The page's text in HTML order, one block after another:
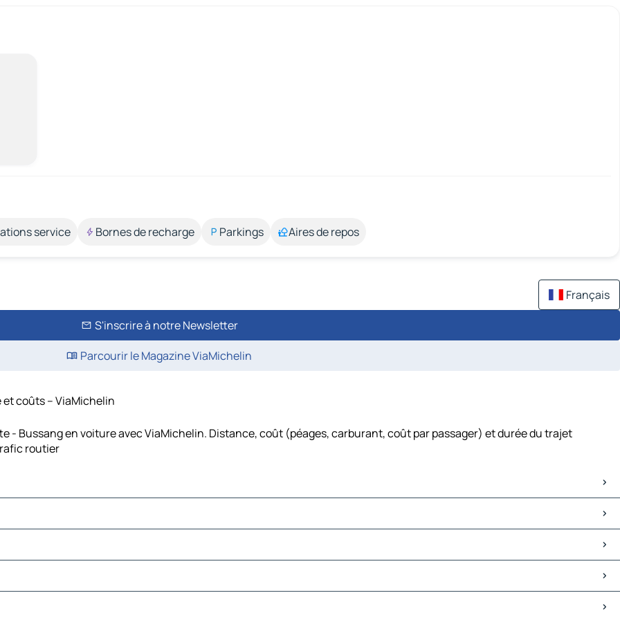
service Bornes de recharge Parkings Aires de repos
Français
S'inscrire à notre Newsletter
Parcourir le Magazine ViaMichelin
coûts – ViaMichelin
Bussang en voiture avec ViaMichelin. Distance, coût (péages, carburant, coût par passager) et durée du trajet
routier